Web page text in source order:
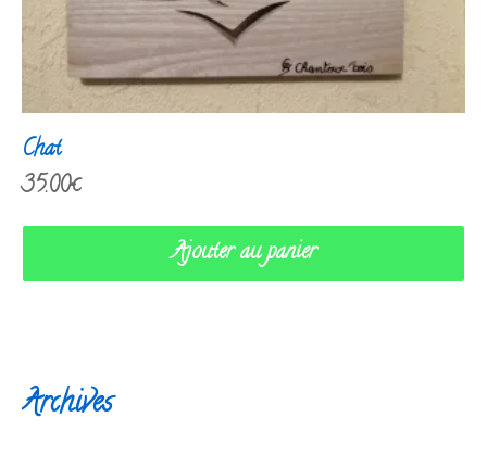
Chat
35.00€
Ajouter au panier
Archives